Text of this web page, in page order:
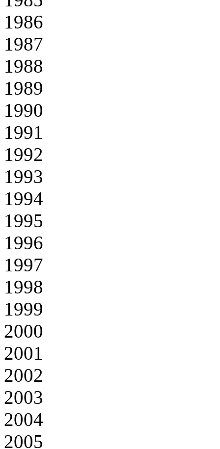
1986
1987
1988
1989
1990
1991
1992
1993
1994
1995
1996
1997
1998
1999
2000
2001
2002
2003
2004
2005